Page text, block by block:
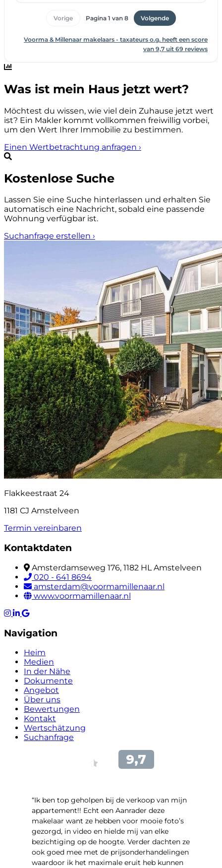
Was ist mein Haus jetzt wert?
Möchtest du wissen, wie viel dein Zuhause jetzt wert
ist? Ein Makler kommt vollkommen freiwillig vorbei,
um den Wert Ihrer Immobilie zu bestimmen.
Einen Wertbetrachtung anfragen ›
Kostenlose Suche
Lassen Sie eine Suche hinterlassen und erhalten Sie
automatisch eine Nachricht, sobald eine passende
Wohnung verfügbar ist.
Suchanfrage erstellen ›
Flakkeestraat 24
1181 CJ Amstelveen
Termin vereinbaren
Kontaktdaten
Amsterdamseweg 176, 1182 HL Amstelveen
020 - 641 8694
amsterdam@voormamillenaar.nl
www.voormamillenaar.nl
Navigation
Heim
Medien
In der Nähe
Dokumente
Angebot
Über uns
Bewertungen
Kontakt
Wertschätzung
Suchanfrage
“Ik ben top geholpen bij de verkoop van mijn
appartement!! Echt een Aanrader deze
makelaar want ze hebben voor mooie foto’s
gezorgd, in video en hielde mij van elke
bezichtiging op de hoogte. Verder dachten ze
ook goed mee met de prijsonderhandelingen
waardoor ik het maximale eruit heb kunnen